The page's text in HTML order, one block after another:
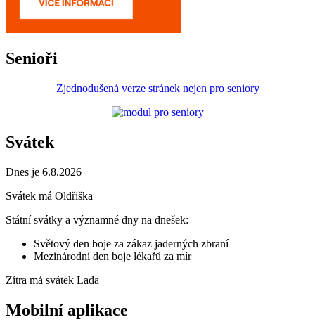
Senioři
Zjednodušená verze stránek nejen pro seniory
Svátek
Dnes je 6.8.2026
Svátek má Oldřiška
Státní svátky a významné dny na dnešek:
Světový den boje za zákaz jaderných zbraní
Mezinárodní den boje lékařů za mír
Zítra má svátek Lada
Mobilní aplikace